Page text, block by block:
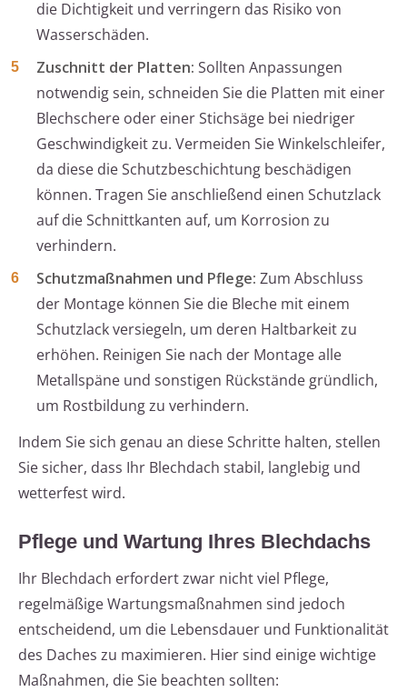
die Dichtigkeit und verringern das Risiko von
Wasserschäden.
Zuschnitt der Platten: Sollten Anpassungen
notwendig sein, schneiden Sie die Platten mit einer
Blechschere oder einer Stichsäge bei niedriger
Geschwindigkeit zu. Vermeiden Sie Winkelschleifer,
da diese die Schutzbeschichtung beschädigen
können. Tragen Sie anschließend einen Schutzlack
auf die Schnittkanten auf, um Korrosion zu
verhindern.
Schutzmaßnahmen und Pflege: Zum Abschluss
der Montage können Sie die Bleche mit einem
Schutzlack versiegeln, um deren Haltbarkeit zu
erhöhen. Reinigen Sie nach der Montage alle
Metallspäne und sonstigen Rückstände gründlich,
um Rostbildung zu verhindern.
Indem Sie sich genau an diese Schritte halten, stellen
Sie sicher, dass Ihr Blechdach stabil, langlebig und
wetterfest wird.
Pflege und Wartung Ihres Blechdachs
Ihr Blechdach erfordert zwar nicht viel Pflege,
regelmäßige Wartungsmaßnahmen sind jedoch
entscheidend, um die Lebensdauer und Funktionalität
des Daches zu maximieren. Hier sind einige wichtige
Maßnahmen, die Sie beachten sollten: